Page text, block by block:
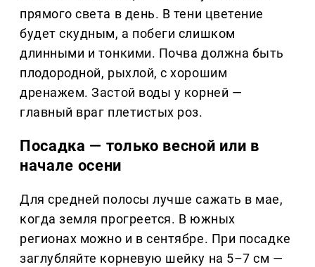
прямого света в день. В тени цветение
будет скудным, а побеги слишком
длинными и тонкими. Почва должна быть
плодородной, рыхлой, с хорошим
дренажем. Застой воды у корней —
главный враг плетистых роз.
Посадка — только весной или в
начале осени
Для средней полосы лучше сажать в мае,
когда земля прогреется. В южных
регионах можно и в сентябре. При посадке
заглубляйте корневую шейку на 5–7 см —